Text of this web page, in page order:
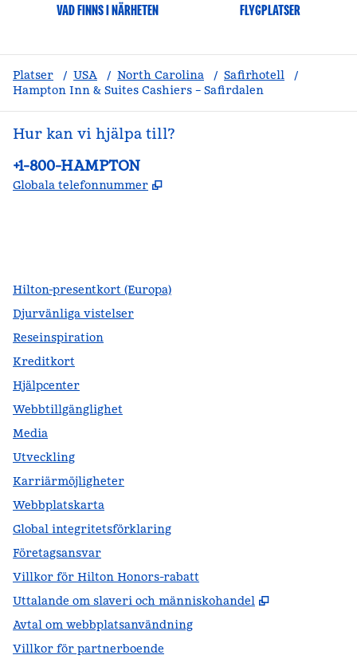
VAD FINNS I NÄRHETEN FLYGPLATSER
Platser / USA / North Carolina / Safirhotell
/
Hampton Inn & Suites Cashiers – Safirdalen
Hur kan vi hjälpa till?
Telefon:
+1-800-HAMPTON
Globala telefonnummer ,
Hilton-presentkort (Europa)
Djurvänliga vistelser
Reseinspiration
Kreditkort
Hjälpcenter
Webbtillgänglighet
Media
Utveckling
Karriärmöjligheter
Webbplatskarta
Global integritetsförklaring
Företagsansvar
Villkor för Hilton Honors-rabatt
Uttalande om slaveri och människohandel
,
Avtal om webbplatsanvändning
Villkor för partnerboende